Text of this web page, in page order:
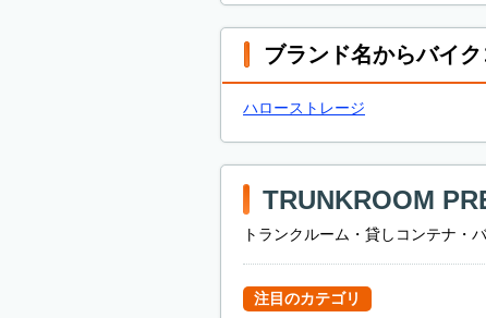
ブランド名からバイ
ハローストレージ
TRUNKROOM
トランクルーム・貸しコンテナ・
注目のカテゴリ